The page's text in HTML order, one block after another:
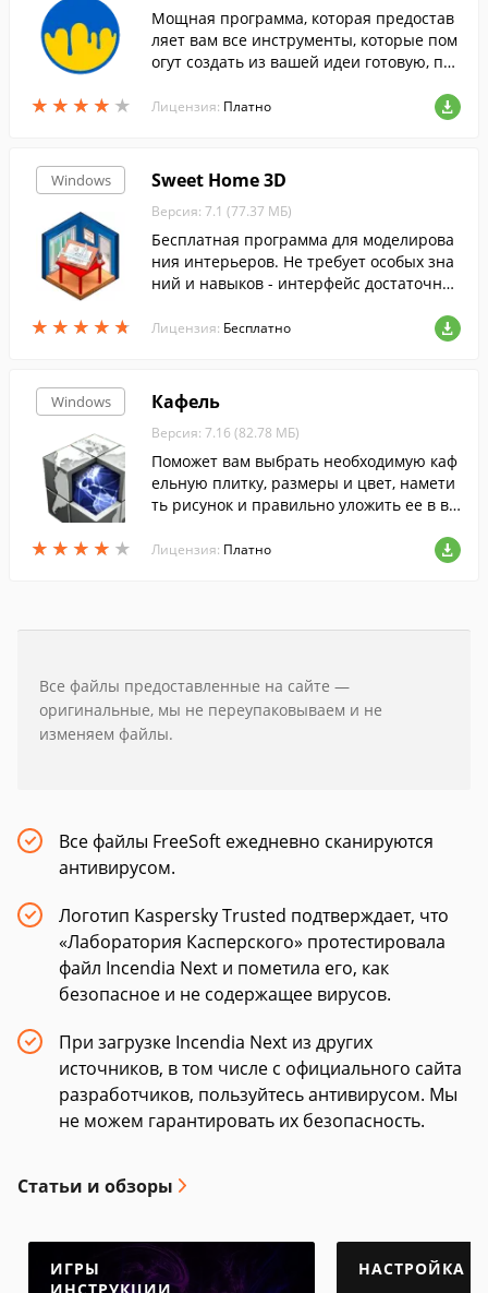
★ ★ ★ ★ ★
★ ★ ★ ★ ★
Мощная программа, которая предостав
ляет вам все инструменты, которые пом
огут создать из вашей идеи готовую, пол
Лицензия: Платно
Windows
★ ★ ★ ★ ★
★ ★ ★ ★ ★
Sweet Home 3D
Версия: 7.1 (77.37 МБ)
Бесплатная программа для моделирова
ния интерьеров. Не требует особых зна
ний и навыков - интерфейс достаточно
яд нагруженным.
Лицензия: Бесплатно
Windows
★ ★ ★ ★ ★
★ ★ ★ ★ ★
Кафель
Версия: 7.16 (82.78 МБ)
Поможет вам выбрать необходимую каф
ельную плитку, размеры и цвет, намети
ть рисунок и правильно уложить ее в ва
х помещениях.
Лицензия: Платно
Все файлы предоставленные на сайте —
оригинальные, мы не переупаковываем и не
изменяем файлы.
Все файлы FreeSoft ежедневно сканируются
антивирусом.
Логотип Kaspersky Trusted подтверждает, что
«Лаборатория Касперского» протестировала
файл Incendia Next и пометила его, как
безопасное и не содержащее вирусов.
При загрузке Incendia Next из других
источников, в том числе с официального сайта
разработчиков, пользуйтесь антивирусом. Мы
не можем гарантировать их безопасность.
Статьи и обзоры
ИГРЫ
НАСТРОЙКА